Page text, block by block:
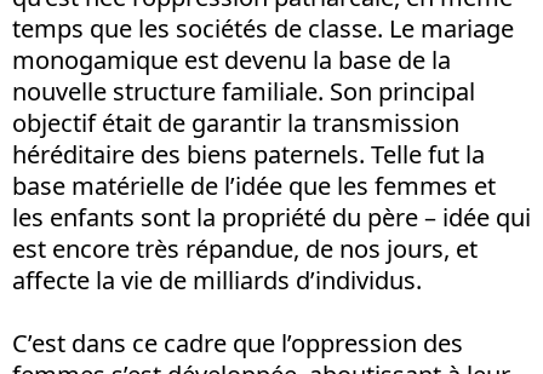
temps que les sociétés de classe. Le mariage
monogamique est devenu la base de la
nouvelle structure familiale. Son principal
objectif était de garantir la transmission
héréditaire des biens paternels. Telle fut la
base matérielle de l’idée que les femmes et
les enfants sont la propriété du père – idée qui
est encore très répandue, de nos jours, et
affecte la vie de milliards d’individus.
C’est dans ce cadre que l’oppression des